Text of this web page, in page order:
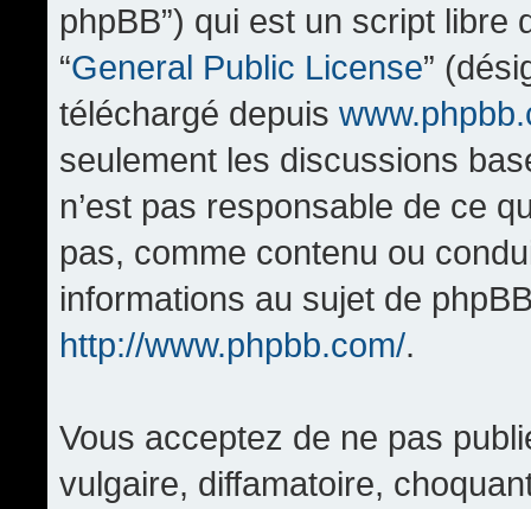
phpBB”) qui est un script
“General Public License”
téléchargé depuis
seulement les discussions
n’est pas responsable de ce
pas, comme contenu ou
informations au sujet de
http://www.phpbb.com/.
Vous acceptez de ne pas
vulgaire, diffamatoire,